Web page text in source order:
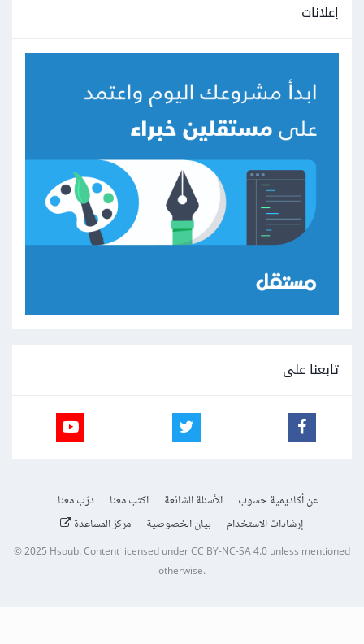
إعلانات
تابعنا على
عن أكاديمية حسوب الأسئلة الشائعة اكتب معنا
درّب معنا
إرشادات الاستخدام
بيان الخصوصية مركز المساعدة
© 2025 Hsoub.Content licensed underCC BY-NC-SA 4.0unless mentioned
otherwise.